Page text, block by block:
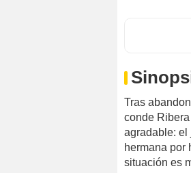
Tras
conde
agradable: el
hermana por
situación es